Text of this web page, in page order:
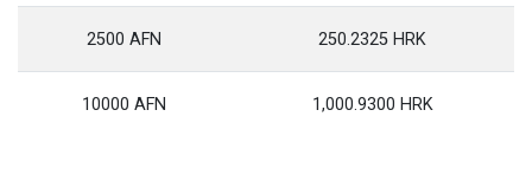
2500 AFN 250.2325 HRK
10000 AFN 1,000.9300 HRK